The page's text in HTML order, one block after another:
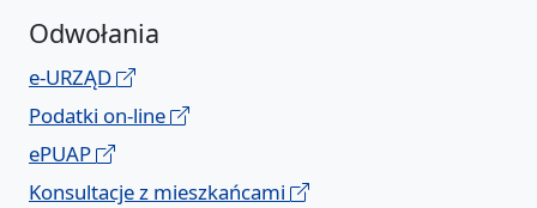
Odwołania
e-URZĄD
Podatki on-line
ePUAP
Konsultacje z mieszkańcami